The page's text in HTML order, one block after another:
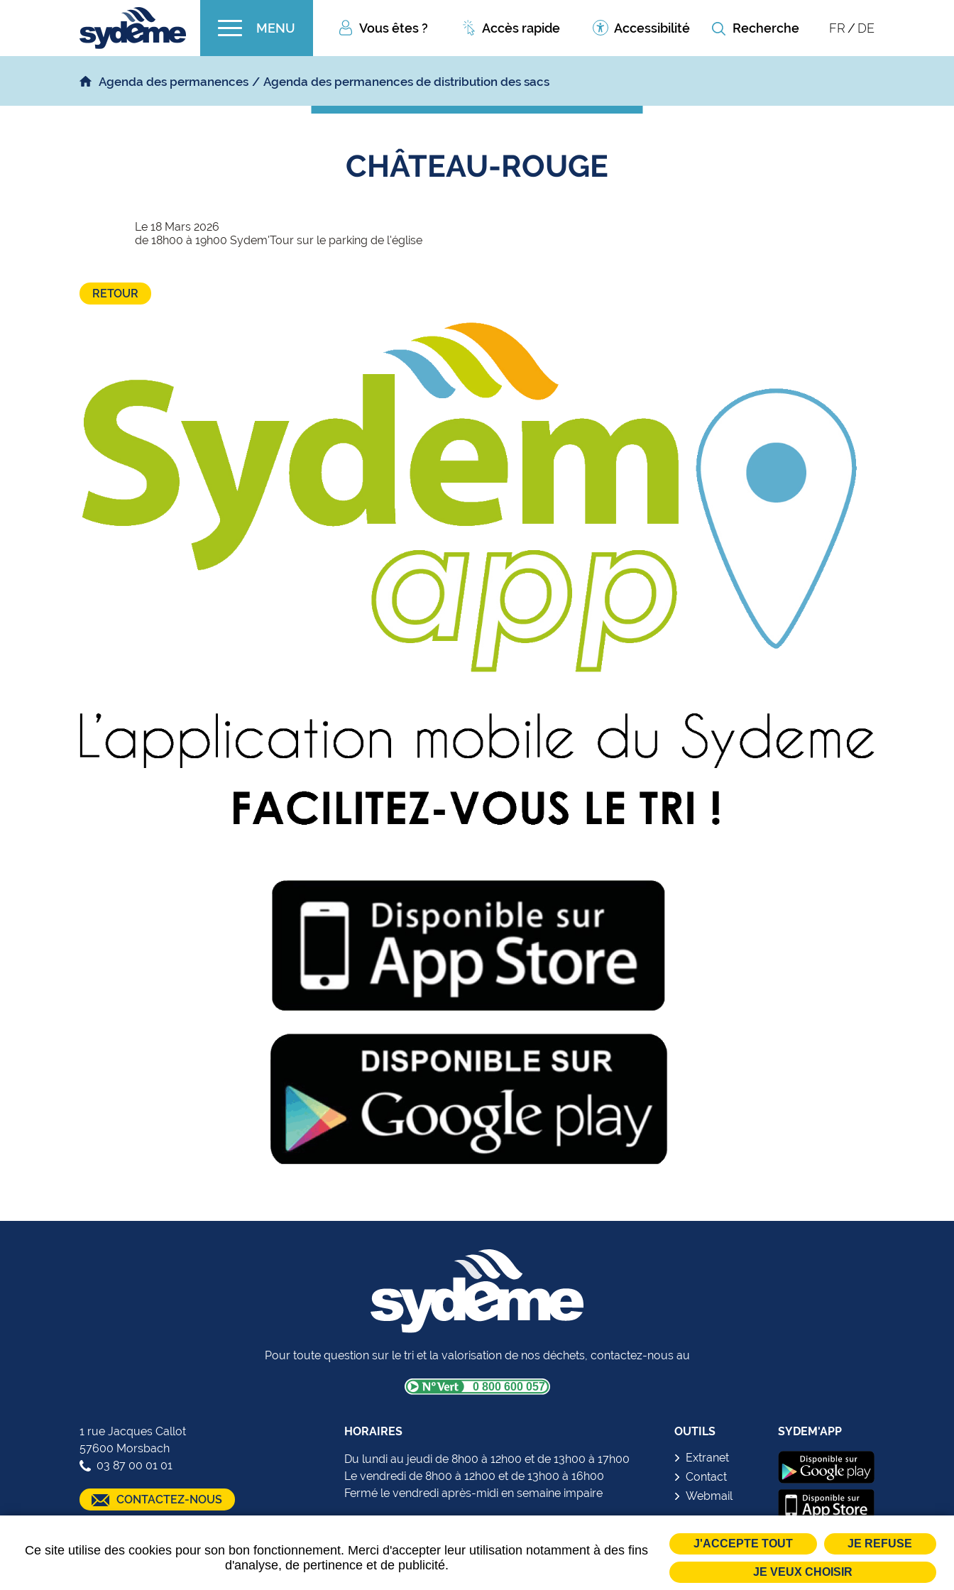
Ce site utilise des cookies pour son bon fonctionnement. Merci d'accepter leur utilisation notamment à des fins
d'analyse, de pertinence et de publicité.
J'ACCEPTE TOUT JE REFUSE
JE VEUX CHOISIR
MENU Vous êtes ? Accès rapide Accessibilité FR DE
Agenda des permanences Agenda des permanences de distribution des sacs
CHÂTEAU-ROUGE
Le 18 Mars 2026
de 18h00 à 19h00 Sydem'Tour sur le parking de l'église
RETOUR
Pour toute question sur le tri et la valorisation de nos déchets, contactez-nous au
0 800 600 057
1 rue Jacques Callot
57600 Morsbach
03 87 00 01 01
CONTACTEZ-NOUS
HORAIRES
Du lundi au jeudi de 8h00 à 12h00 et de 13h00 à 17h00
Le vendredi de 8h00 à 12h00 et de 13h00 à 16h00
Fermé le vendredi après-midi en semaine impaire
OUTILS
Extranet
Contact
Webmail
SYDEM'APP